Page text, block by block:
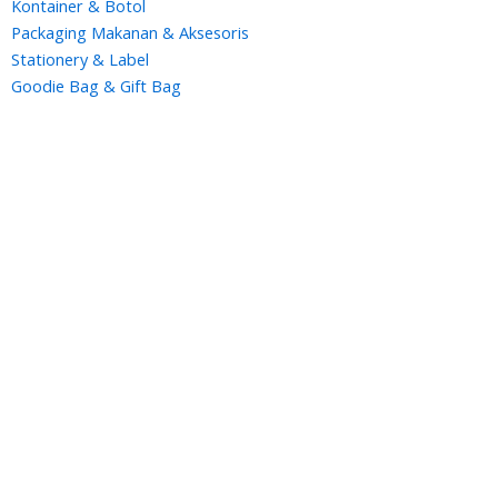
Kontainer & Botol
Packaging Makanan & Aksesoris
Stationery & Label
Goodie Bag & Gift Bag